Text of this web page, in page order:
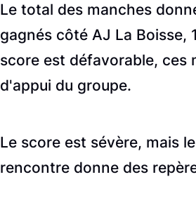
Le total des manches
gagnés côté AJ La Boisse,
score est défavorable, ces
d'appui du groupe.
Le score est sévère, mais
rencontre donne des